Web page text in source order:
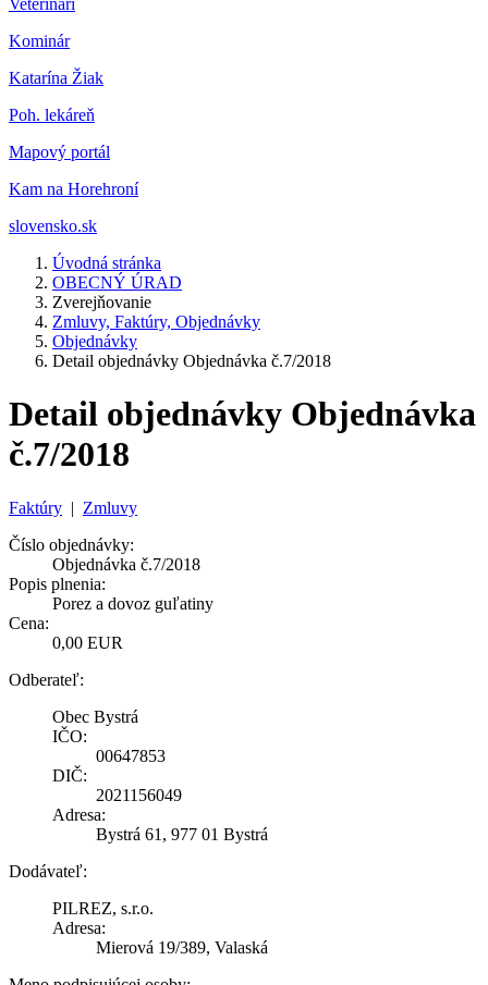
Kominár
Katarína Žiak
Poh. lekáreň
Mapový portál
Kam na Horehroní
slovensko.sk
Úvodná stránka
OBECNÝ ÚRAD
Zverejňovanie
Zmluvy, Faktúry, Objednávky
Objednávky
Detail objednávky Objednávka č.7/2018
Detail objednávky Objednávka
č.7/2018
Faktúry | Zmluvy
Číslo objednávky:
Objednávka č.7/2018
Popis plnenia:
Porez a dovoz guľatiny
Cena:
0,00 EUR
Odberateľ:
Obec Bystrá
IČO:
00647853
DIČ:
2021156049
Adresa:
Bystrá 61, 977 01 Bystrá
Dodávateľ:
PILREZ, s.r.o.
Adresa:
Mierová 19/389, Valaská